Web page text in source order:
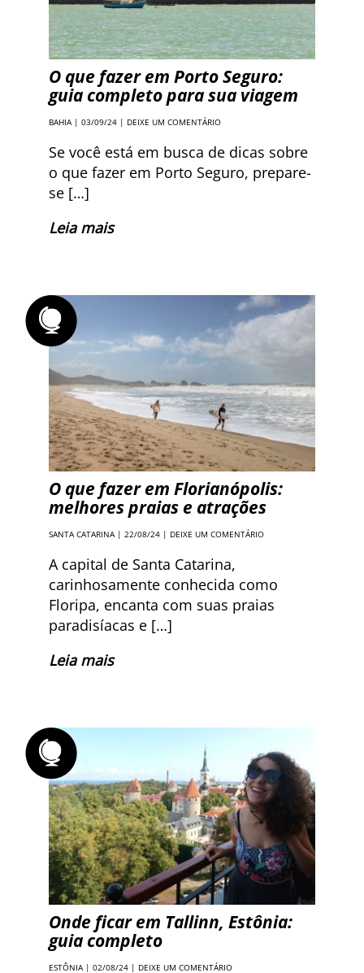
O que fazer em Porto Seguro:
guia completo para sua viagem
BAHIA| 03/09/24 | DEIXE UM COMENTÁRIO
Se você está em busca de dicas sobre
o que fazer em Porto Seguro, prepare-
se […]
Leia mais
O que fazer em Florianópolis:
melhores praias e atrações
SANTA CATARINA| 22/08/24 | DEIXE UM COMENTÁRIO
A capital de Santa Catarina,
carinhosamente conhecida como
Floripa, encanta com suas praias
paradisíacas e […]
Leia mais
Onde ficar em Tallinn, Estônia:
guia completo
ESTÔNIA | 02/08/24 | DEIXE UM COMENTÁRIO